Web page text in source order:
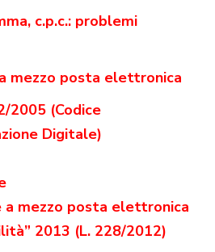
c.p.c.: problemi
mezzo posta elettronica
2005 (Codice
Digitale)
a mezzo posta elettronica
2013 (L. 228/2012)